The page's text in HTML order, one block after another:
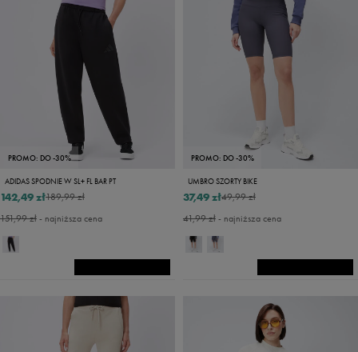
PROMO: DO -30%
ADIDAS SPODNIE W SL+ FL BAR PT
189,99 zł
142,49 zł
151,99 zł- najniższa cena
PROMO: DO -30%
UMBRO SZORTY BIKE
49,99 zł
37,49 zł
41,99 zł- najniższa cena